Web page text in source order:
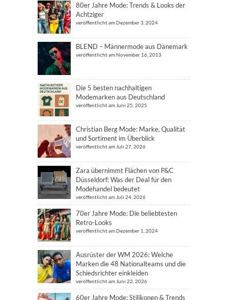
80er Jahre Mode: Trends & Looks der
Achtziger
veröffentlicht am Dezember 3, 2024
BLEND – Männermode aus Dänemark
veröffentlicht am November 16, 2013
Die 5 besten nachhaltigen
Modemarken aus Deutschland
veröffentlicht am Juni 25, 2025
Christian Berg Mode: Marke, Qualität
und Sortiment im Überblick
veröffentlicht am Juli 27, 2026
Zara übernimmt Flächen von P&C
Düsseldorf: Was der Deal für den
Modehandel bedeutet
veröffentlicht am Juli 24, 2026
70er Jahre Mode: Die beliebtesten
Retro-Looks
veröffentlicht am Dezember 1, 2024
Ausrüster der WM 2026: Welche
Marken die 48 Nationalteams und die
Schiedsrichter einkleiden
veröffentlicht am Juni 22, 2026
60er Jahre Mode: Stilikonen & Trends